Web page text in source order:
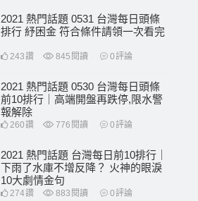
2021 熱門話題 0531 台灣每日頭條
排行 紓困金 符合條件請領一次看完
243讚 845 閱讀 0評論
2021 熱門話題 0530 台灣每日頭條
前10排行｜高端開盤再跌停,限水警
報解除
260讚 776 閱讀 0評論
2021 熱門話題 台灣每日前10排行｜
下雨了水庫不增反降？ 火神的眼淚
10大劇情金句
274讚 883 閱讀 0評論